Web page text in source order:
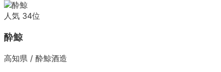
人気 34位
酔鯨
高知県 / 酔鯨酒造